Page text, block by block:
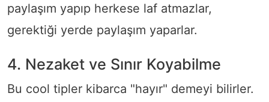
paylaşım yapıp herkese laf atmazlar,
gerektiği yerde paylaşım yaparlar.
4. Nezaket ve Sınır Koyabilme
Bu cool tipler kibarca "hayır" demeyi bilirler.